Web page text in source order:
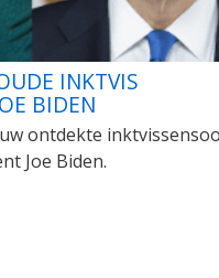
INKTVIS
BIDEN
ontdekte
Joe Biden.